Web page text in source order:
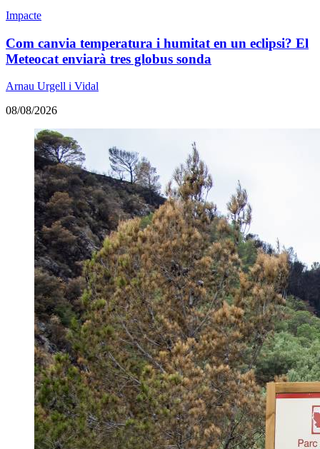
Impacte
Com canvia temperatura i humitat en un eclipsi? El
Meteocat enviarà tres globus sonda
Arnau Urgell i Vidal
08/08/2026